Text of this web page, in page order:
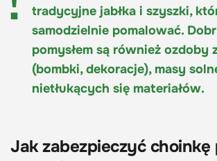
tradycyjne jabłka i szyszki,
samodzielnie pomalować.
pomysłem są również ozdoby
(bombki, dekoracje), masy
nietłukących się materiałów.
Jak zabezpieczyć choinkę